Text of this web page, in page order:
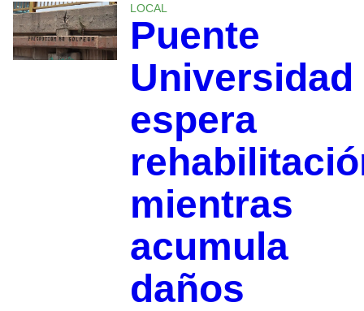
LOCAL
Puente
Universidad
espera
mientras
acumula
daños